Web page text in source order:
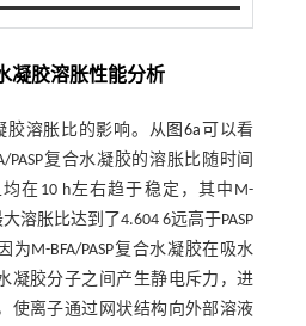
凝胶溶胀性能分析
胶溶胀比的影响。从图6a 可以看
PASP复合水凝胶的溶胀比随时间
在10 h左右趋于稳定，其中M-
大溶胀比达到了4.604 6远高于PASP
为M-BFA/PASP复合水凝胶在吸水
凝胶分子之间产生静电斥力，进
使离子通过网状结构向外部溶液